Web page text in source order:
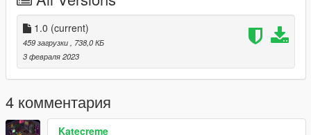
1.0 (current)
459 загрузки
, 738,0 КБ
3 февраля 2023
4 комментария
Katecreme